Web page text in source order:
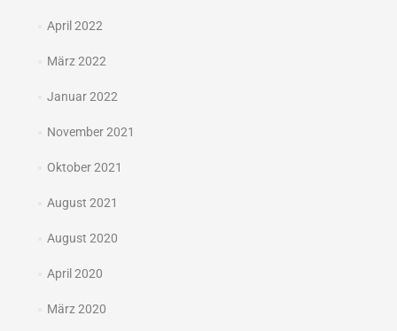
April 2022
März 2022
Januar 2022
November 2021
Oktober 2021
August 2021
August 2020
April 2020
März 2020